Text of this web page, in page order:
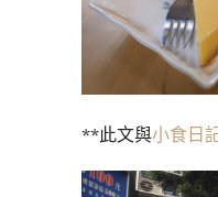
**此文與小食日